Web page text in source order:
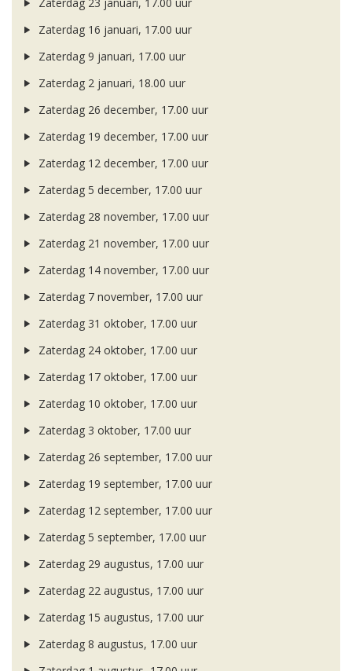
Zaterdag 23 januari, 17.00 uur
Zaterdag 16 januari, 17.00 uur
Zaterdag 9 januari, 17.00 uur
Zaterdag 2 januari, 18.00 uur
Zaterdag 26 december, 17.00 uur
Zaterdag 19 december, 17.00 uur
Zaterdag 12 december, 17.00 uur
Zaterdag 5 december, 17.00 uur
Zaterdag 28 november, 17.00 uur
Zaterdag 21 november, 17.00 uur
Zaterdag 14 november, 17.00 uur
Zaterdag 7 november, 17.00 uur
Zaterdag 31 oktober, 17.00 uur
Zaterdag 24 oktober, 17.00 uur
Zaterdag 17 oktober, 17.00 uur
Zaterdag 10 oktober, 17.00 uur
Zaterdag 3 oktober, 17.00 uur
Zaterdag 26 september, 17.00 uur
Zaterdag 19 september, 17.00 uur
Zaterdag 12 september, 17.00 uur
Zaterdag 5 september, 17.00 uur
Zaterdag 29 augustus, 17.00 uur
Zaterdag 22 augustus, 17.00 uur
Zaterdag 15 augustus, 17.00 uur
Zaterdag 8 augustus, 17.00 uur